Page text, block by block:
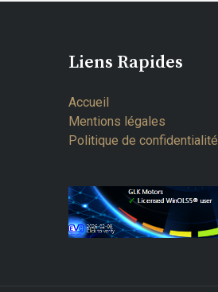
Liens Rapides
Accueil
Mentions légales
Politique de confidentialité